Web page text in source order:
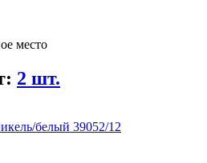
место
2 шт.
белый 39052/12